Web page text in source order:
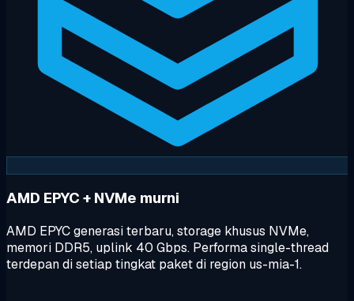
AMD EPYC + NVMe murni
AMD EPYC generasi terbaru, storage khusus NVMe,
memori DDR5, uplink 40 Gbps. Performa single-thread
terdepan di setiap tingkat paket di region us-mia-1.